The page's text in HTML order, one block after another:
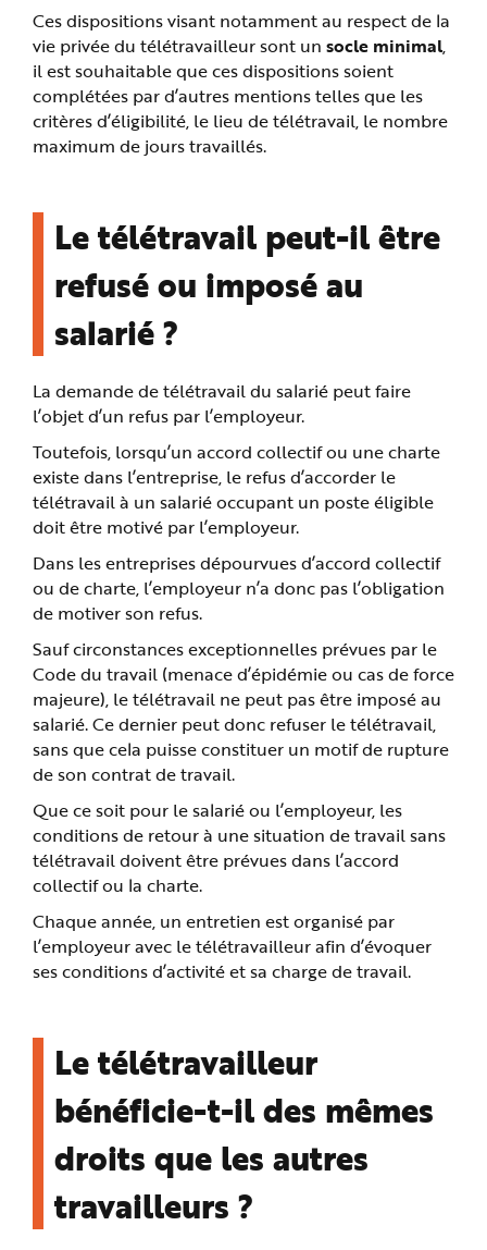
Ces dispositions visant notamment au respect de la
vie privée du télétravailleur sont un socle minimal,
il est souhaitable que ces dispositions soient
complétées par d’autres mentions telles que les
critères d’éligibilité, le lieu de télétravail, le nombre
maximum de jours travaillés.
Le télétravail peut-il être
refusé ou imposé au
salarié ?
La demande de télétravail du salarié peut faire
l’objet d’un refus par l’employeur.
Toutefois, lorsqu’un accord collectif ou une charte
existe dans l’entreprise, le refus d’accorder le
télétravail à un salarié occupant un poste éligible
doit être motivé par l’employeur.
Dans les entreprises dépourvues d’accord collectif
ou de charte, l’employeur n’a donc pas l’obligation
de motiver son refus.
Sauf circonstances exceptionnelles prévues par le
Code du travail (menace d’épidémie ou cas de force
majeure), le télétravail ne peut pas être imposé au
salarié. Ce dernier peut donc refuser le télétravail,
sans que cela puisse constituer un motif de rupture
de son contrat de travail.
Que ce soit pour le salarié ou l’employeur, les
conditions de retour à une situation de travail sans
télétravail doivent être prévues dans l’accord
collectif ou la charte.
Chaque année, un entretien est organisé par
l’employeur avec le télétravailleur afin d’évoquer
ses conditions d’activité et sa charge de travail.
Le télétravailleur
bénéficie-t-il des mêmes
droits que les autres
travailleurs ?